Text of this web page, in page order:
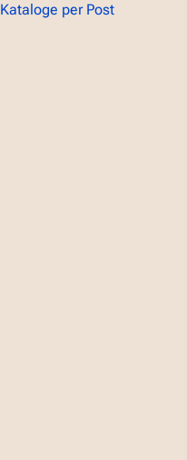
Kataloge per Post